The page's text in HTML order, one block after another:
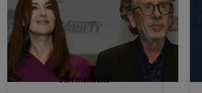
Stiri mondene